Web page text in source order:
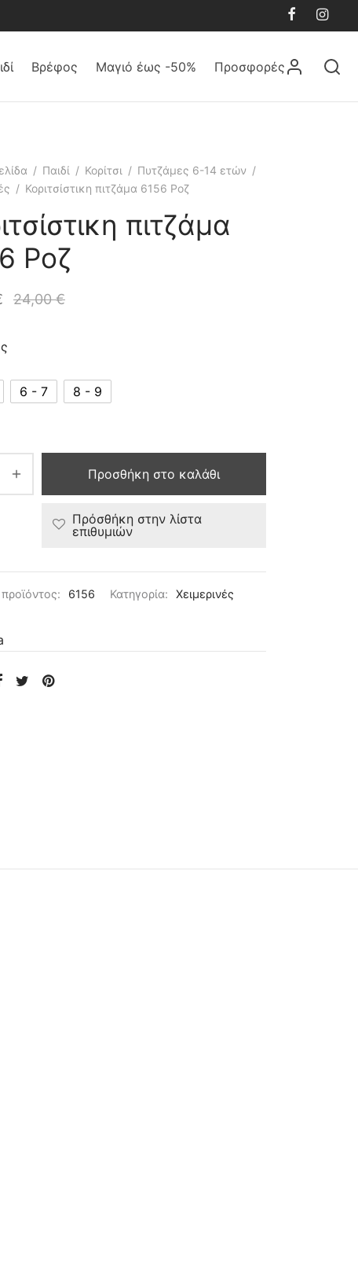
Βρέφος Μαγιό έως -50% Προσφορές
/ Παιδί / Κορίτσι / Πυτζάμες 6-14 ετών /
/ Κοριτσίστικη πιτζάμα 6156 Ροζ
πιτζάμα
Ροζ
24,00€
6 - 7 8 - 9
Προσθήκη στο καλάθι
Πρόσθήκη στην λίστα
επιθυμιών
6156 Κατηγορία: Χειμερινές